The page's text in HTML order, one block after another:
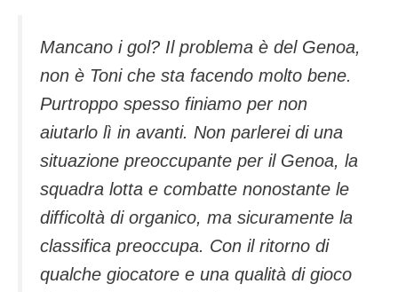
Mancano i gol? Il problema è del Genoa,
non è Toni che sta facendo molto bene.
Purtroppo spesso finiamo per non
aiutarlo lì in avanti. Non parlerei di una
situazione preoccupante per il Genoa, la
squadra lotta e combatte nonostante le
difficoltà di organico, ma sicuramente la
classifica preoccupa. Con il ritorno di
qualche giocatore e una qualità di gioco